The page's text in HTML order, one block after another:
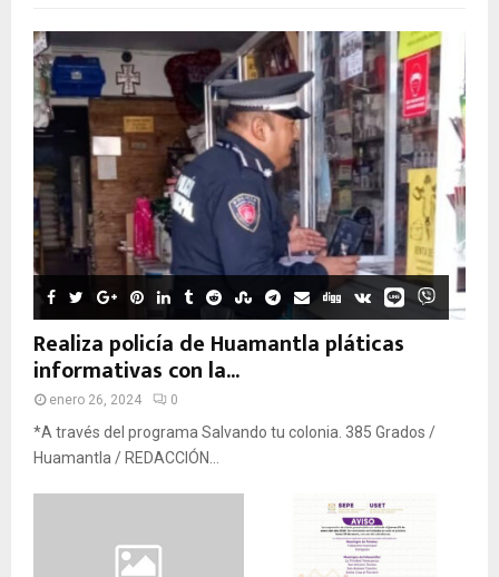
Realiza policía de Huamantla pláticas
informativas con la...
enero 26, 2024 0
*A través del programa Salvando tu colonia. 385 Grados /
Huamantla / REDACCIÓN...